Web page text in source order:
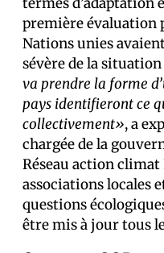
première évaluation
Nations unies
sévère de la situation
va prendre la forme
pays identifieront ce
collectivement», a
chargée de la
Réseau action climat
associations locales
questions
être mis à jour tous